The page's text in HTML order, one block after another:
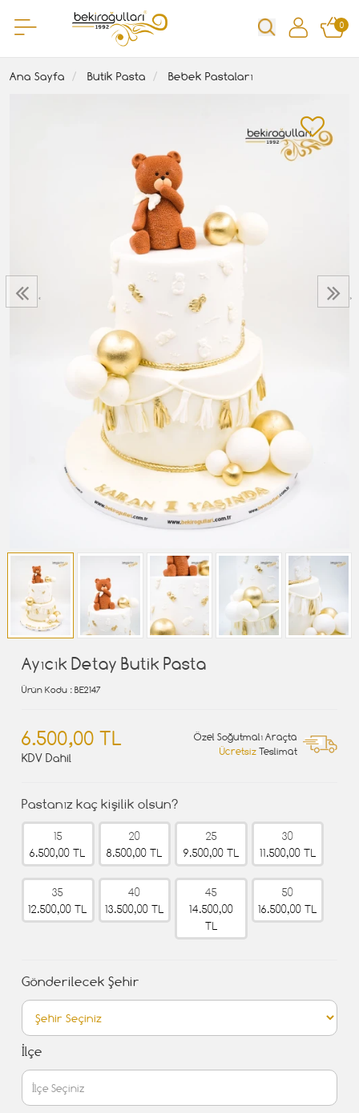
0
Ana Sayfa Butik Pasta Bebek Pastaları
‹ ›
Ayıcık Detay Butik Pasta
Ürün Kodu : BE2147
6.500,00 TL
KDV Dahil
Özel Soğutmalı Araçta
Ücretsiz Teslimat
Pastanız kaç kişilik olsun?
15
6.500,00 TL
20
8.500,00 TL
25
9.500,00 TL
30
11.500,00 TL
35
12.500,00 TL
40
13.500,00 TL
45
14.500,00
TL
50
16.500,00 TL
Gönderilecek Şehir
İlçe